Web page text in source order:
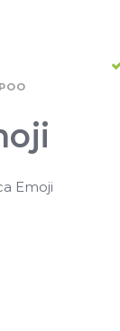
Emoji